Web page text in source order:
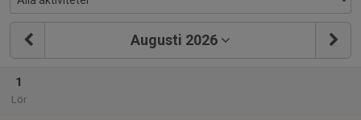
Augusti 2026
1
Lör